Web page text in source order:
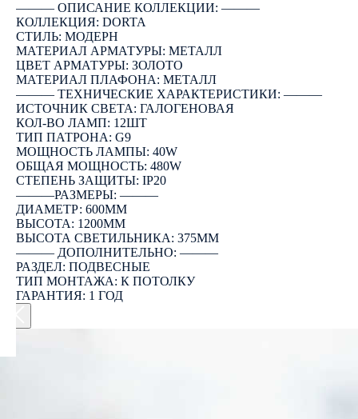
――― ОПИСАНИЕ КОЛЛЕКЦИИ: ―――
КОЛЛЕКЦИЯ: DORTA
СТИЛЬ: МОДЕРН
МАТЕРИАЛ АРМАТУРЫ: МЕТАЛЛ
ЦВЕТ АРМАТУРЫ: ЗОЛОТО
МАТЕРИАЛ ПЛАФОНА: МЕТАЛЛ
――― ТЕХНИЧЕСКИЕ ХАРАКТЕРИСТИКИ: ―――
ИСТОЧНИК СВЕТА: ГАЛОГЕНОВАЯ
КОЛ-ВО ЛАМП: 12ШТ
ТИП ПАТРОНА: G9
МОЩНОСТЬ ЛАМПЫ: 40W
ОБЩАЯ МОЩНОСТЬ: 480W
СТЕПЕНЬ ЗАЩИТЫ: IP20
―――РАЗМЕРЫ: ―――
ДИАМЕТР: 600ММ
ВЫСОТА: 1200ММ
ВЫСОТА СВЕТИЛЬНИКА: 375ММ
――― ДОПОЛНИТЕЛЬНО: ―――
РАЗДЕЛ: ПОДВЕСНЫЕ
ТИП МОНТАЖА: К ПОТОЛКУ
ГАРАНТИЯ: 1 ГОД